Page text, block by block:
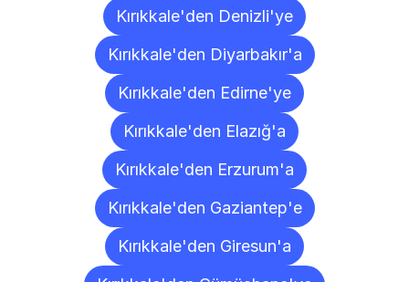
Kırıkkale'den Denizli'ye
Kırıkkale'den Diyarbakır'a
Kırıkkale'den Edirne'ye
Kırıkkale'den Elazığ'a
Kırıkkale'den Erzurum'a
Kırıkkale'den Gaziantep'e
Kırıkkale'den Giresun'a